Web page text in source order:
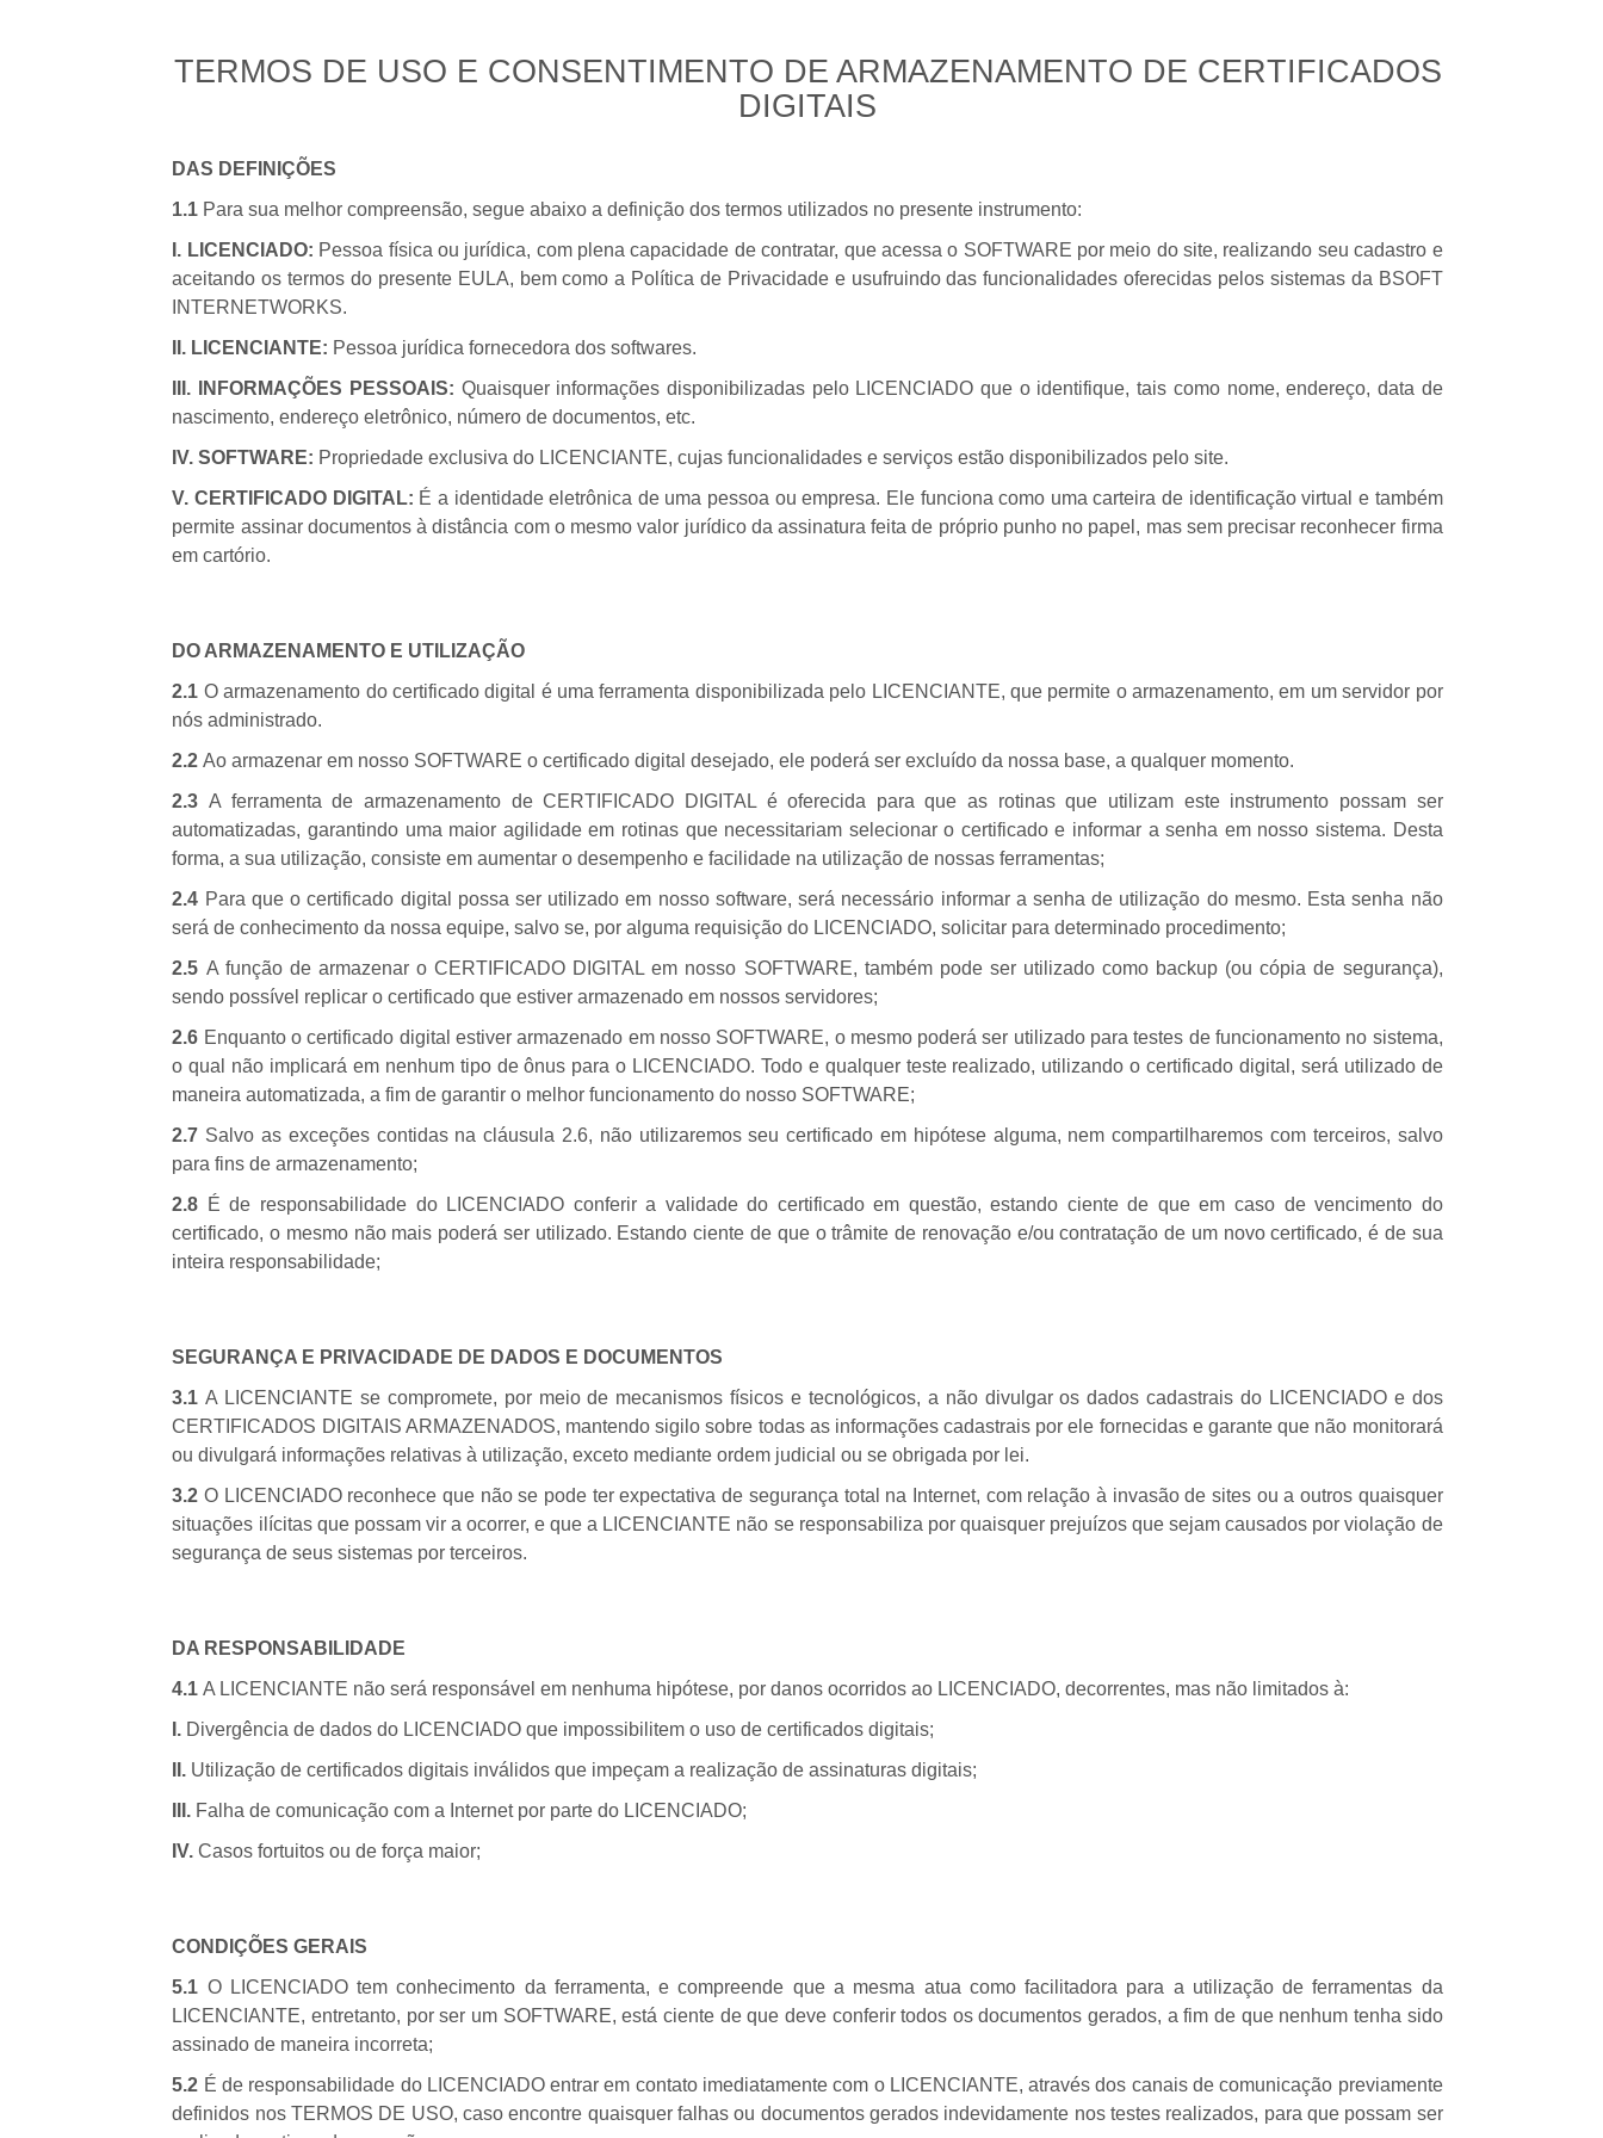
TERMOS DE USO E CONSENTIMENTO DE ARMAZENAMENTO DE CERTIFICADOS
DIGITAIS
DAS DEFINIÇÕES
1.1 Para sua melhor compreensão, segue abaixo a definição dos termos utilizados no presente instrumento:
I. LICENCIADO: Pessoa física ou jurídica, com plena capacidade de contratar, que acessa o SOFTWARE por meio do site, realizando seu cadastro e
aceitando os termos do presente EULA, bem como a Política de Privacidade e usufruindo das funcionalidades oferecidas pelos sistemas da BSOFT
INTERNETWORKS.
II. LICENCIANTE: Pessoa jurídica fornecedora dos softwares.
III. INFORMAÇÕES PESSOAIS: Quaisquer informações disponibilizadas pelo LICENCIADO que o identifique, tais como nome, endereço, data de
nascimento, endereço eletrônico, número de documentos, etc.
IV. SOFTWARE: Propriedade exclusiva do LICENCIANTE, cujas funcionalidades e serviços estão disponibilizados pelo site.
V. CERTIFICADO DIGITAL: É a identidade eletrônica de uma pessoa ou empresa. Ele funciona como uma carteira de identificação virtual e também
permite assinar documentos à distância com o mesmo valor jurídico da assinatura feita de próprio punho no papel, mas sem precisar reconhecer firma
em cartório.
DO ARMAZENAMENTO E UTILIZAÇÃO
2.1 O armazenamento do certificado digital é uma ferramenta disponibilizada pelo LICENCIANTE, que permite o armazenamento, em um servidor por
nós administrado.
2.2Ao armazenar em nosso SOFTWARE o certificado digital desejado, ele poderá ser excluído da nossa base, a qualquer momento.
2.3A ferramenta de armazenamento de CERTIFICADO DIGITAL é oferecida para que as rotinas que utilizam este instrumento possam ser
automatizadas, garantindo uma maior agilidade em rotinas que necessitariam selecionar o certificado e informar a senha em nosso sistema. Desta
forma, a sua utilização, consiste em aumentar o desempenho e facilidade na utilização de nossas ferramentas;
2.4 Para que o certificado digital possa ser utilizado em nosso software, será necessário informar a senha de utilização do mesmo. Esta senha não
será de conhecimento da nossa equipe, salvo se, por alguma requisição do LICENCIADO, solicitar para determinado procedimento;
2.5 A função de armazenar o CERTIFICADO DIGITAL em nosso SOFTWARE, também pode ser utilizado como backup (ou cópia de segurança),
sendo possível replicar o certificado que estiver armazenado em nossos servidores;
2.6 Enquanto o certificado digital estiver armazenado em nosso SOFTWARE, o mesmo poderá ser utilizado para testes de funcionamento no sistema,
o qual não implicará em nenhum tipo de ônus para o LICENCIADO. Todo e qualquer teste realizado, utilizando o certificado digital, será utilizado de
maneira automatizada, a fim de garantir o melhor funcionamento do nosso SOFTWARE;
2.7 Salvo as exceções contidas na cláusula 2.6, não utilizaremos seu certificado em hipótese alguma, nem compartilharemos com terceiros, salvo
para fins de armazenamento;
2.8 É de responsabilidade do LICENCIADO conferir a validade do certificado em questão, estando ciente de que em caso de vencimento do
certificado, o mesmo não mais poderá ser utilizado. Estando ciente de que o trâmite de renovação e/ou contratação de um novo certificado, é de sua
inteira responsabilidade;
SEGURANÇA E PRIVACIDADE DE DADOS E DOCUMENTOS
3.1A LICENCIANTE se compromete, por meio de mecanismos físicos e tecnológicos, a não divulgar os dados cadastrais do LICENCIADO e dos
CERTIFICADOS DIGITAIS ARMAZENADOS, mantendo sigilo sobre todas as informações cadastrais por ele fornecidas e garante que não monitorará
ou divulgará informações relativas à utilização, exceto mediante ordem judicial ou se obrigada por lei.
3.2O LICENCIADO reconhece que não se pode ter expectativa de segurança total na Internet, com relação à invasão de sites ou a outros quaisquer
situações ilícitas que possam vir a ocorrer, e que a LICENCIANTE não se responsabiliza por quaisquer prejuízos que sejam causados por violação de
segurança de seus sistemas por terceiros.
DA RESPONSABILIDADE
4.1A LICENCIANTE não será responsável em nenhuma hipótese, por danos ocorridos ao LICENCIADO, decorrentes, mas não limitados à:
I. Divergência de dados do LICENCIADO que impossibilitem o uso de certificados digitais;
II. Utilização de certificados digitais inválidos que impeçam a realização de assinaturas digitais;
III. Falha de comunicação com a Internet por parte do LICENCIADO;
IV.Casos fortuitos ou de força maior;
CONDIÇÕES GERAIS
5.1 O LICENCIADO tem conhecimento da ferramenta, e compreende que a mesma atua como facilitadora para a utilização de ferramentas da
LICENCIANTE, entretanto, por ser um SOFTWARE, está ciente de que deve conferir todos os documentos gerados, a fim de que nenhum tenha sido
assinado de maneira incorreta;
5.2 É de responsabilidade do LICENCIADO entrar em contato imediatamente com o LICENCIANTE, através dos canais de comunicação previamente
definidos nos TERMOS DE USO, caso encontre quaisquer falhas ou documentos gerados indevidamente nos testes realizados, para que possam ser